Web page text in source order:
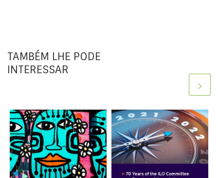
TAMBÉM LHE PODE
INTERESSAR